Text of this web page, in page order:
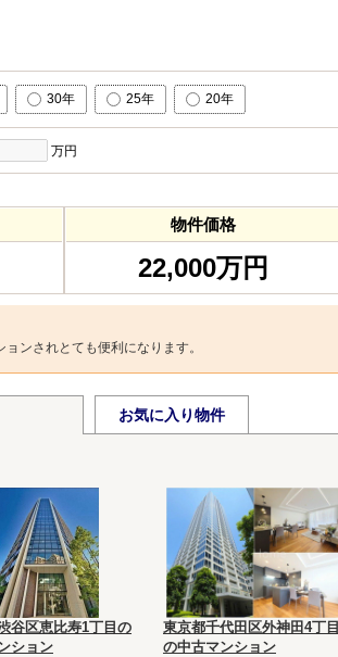
30年 25年 20年
万円
物件価格
22,000万円
ンされとても便利になります。
お気に入り物件
谷区恵比寿1丁目の
ション
東京都千代田区外神田4丁目
の中古マンション